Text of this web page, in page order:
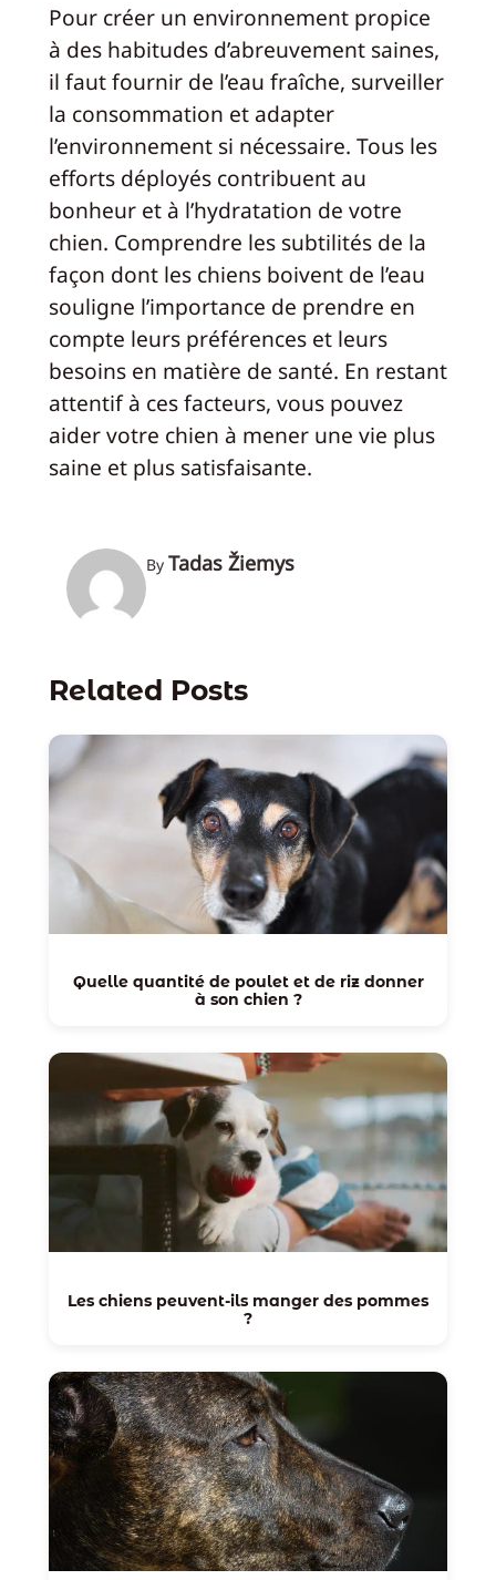
Pour créer un environnement propice
à des habitudes d’abreuvement saines,
il faut fournir de l’eau fraîche, surveiller
la consommation et adapter
l’environnement si nécessaire. Tous les
efforts déployés contribuent au
bonheur et à l’hydratation de votre
chien. Comprendre les subtilités de la
façon dont les chiens boivent de l’eau
souligne l’importance de prendre en
compte leurs préférences et leurs
besoins en matière de santé. En restant
attentif à ces facteurs, vous pouvez
aider votre chien à mener une vie plus
saine et plus satisfaisante.
By Tadas Žiemys
Related Posts
Quelle quantité de poulet et de riz donner
à son chien ?
Les chiens peuvent-ils manger des pommes
?